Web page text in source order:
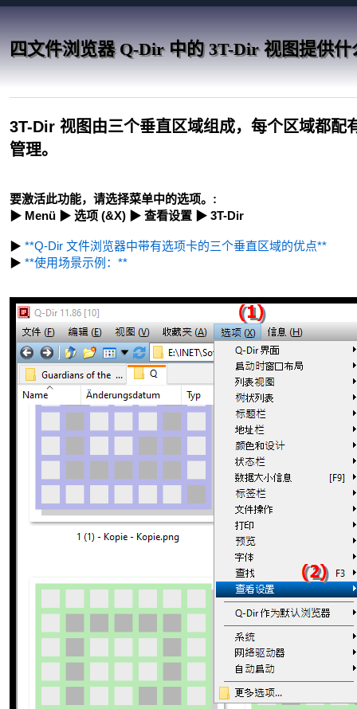
四文件浏览器 Q-Dir 中的 3T-Dir 视图提供什
3T-Dir 视图由三个垂直区域组成，每个区域都配
管理。
要激活此功能，请选择菜单中的选项。:
▶ Menü ▶ 选项 (&X) ▶ 查看设置 ▶ 3T-Dir
▶ **Q-Dir 文件浏览器中带有选项卡的三个垂直区域的优点**
▶ **使用场景示例：**